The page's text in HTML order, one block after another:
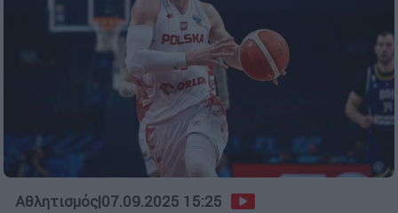
Αθλητισμός|07.09.2025 15:25